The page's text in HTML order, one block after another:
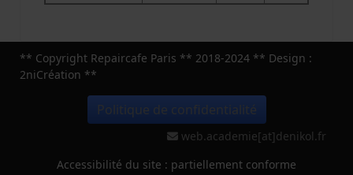
** Copyright Repaircafe Paris ** 2018-2024 ** Design :
2niCréation **
Politique de confidentialité
web.academie[at]denikol.fr
Accessibilité du site : partiellement conforme